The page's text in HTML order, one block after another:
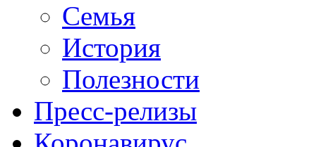
Семья
История
Полезности
Пресс-релизы